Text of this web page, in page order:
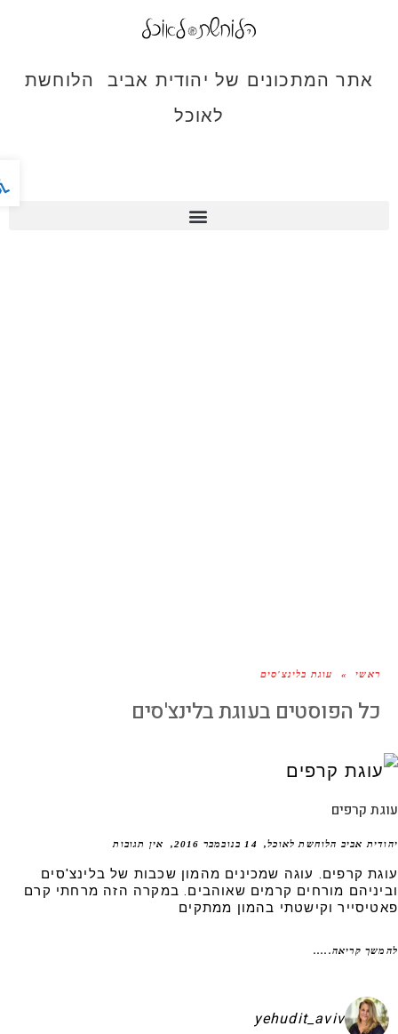
אתר המתכונים של יהודית אביב הלוחשת
לאוכל
ראשי » עוגת בלינצ'סים
כל הפוסטים ב עוגת בלינצ'סים
קרפים
אביב הלוחשת לאוכל 14 בנובמבר 2016 אין תגובות
קרפים. עוגה שמכינים מהמון שכבות של בלינצ'סים
מורחים קרמים שאוהבים. במקרה הזה מרחתי קרם
וקישטתי בהמון ממתקים
קריאה.....
yehudit_aviv